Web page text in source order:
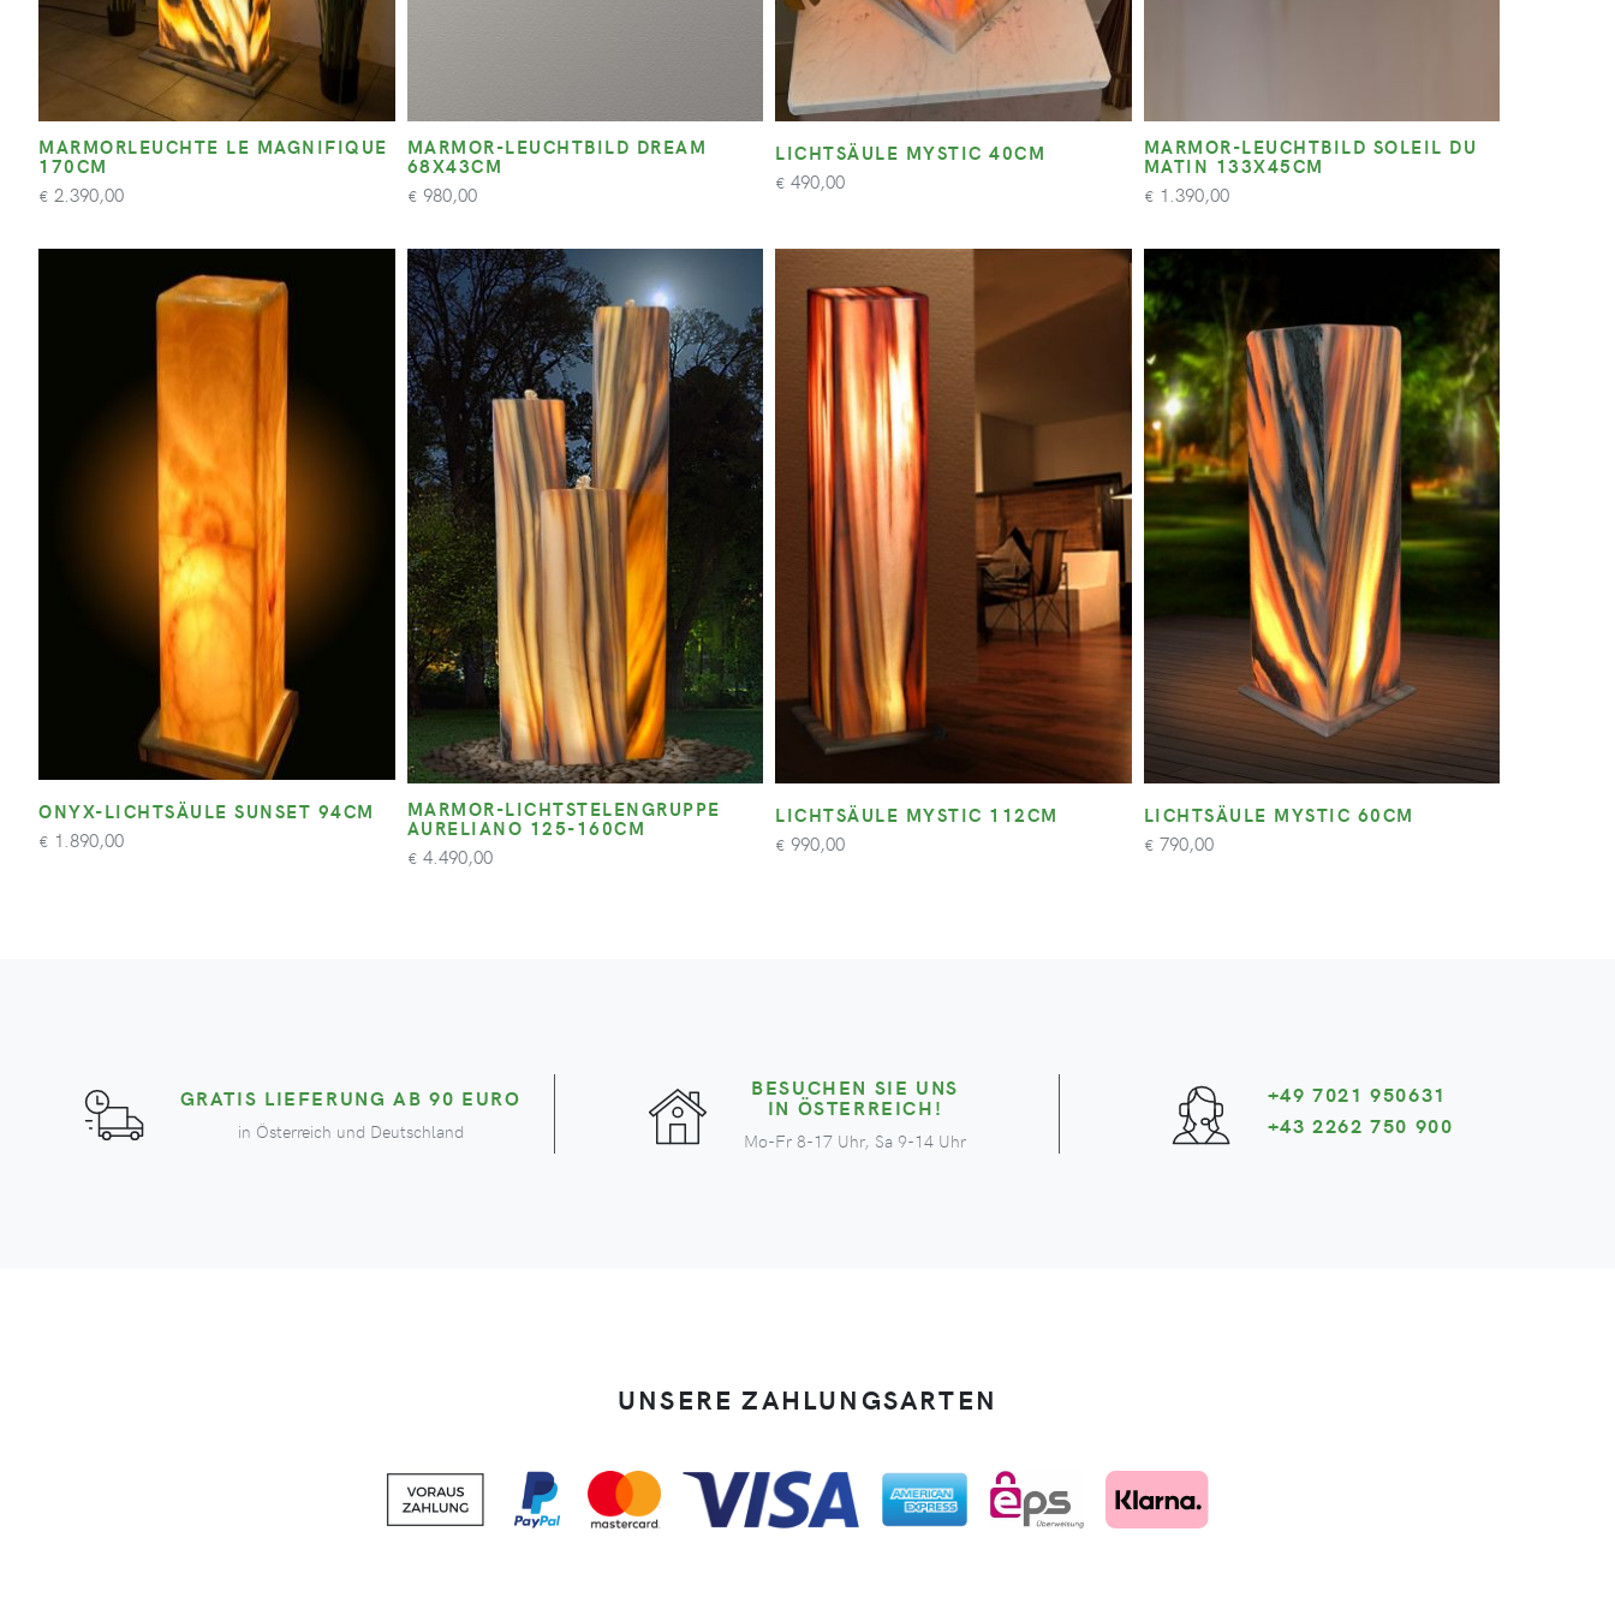
MARMORLEUCHTE LE MAGNIFIQUE
170CM
€ 2.390,00
MARMOR-LEUCHTBILD DREAM
68X43CM
€ 980,00
LICHTSÄULE MYSTIC 40CM
€ 490,00
MARMOR-LEUCHTBILD SOLEIL DU
MATIN 133X45CM
€ 1.390,00
ONYX-LICHTSÄULE SUNSET 94CM
€ 1.890,00
MARMOR-LICHTSTELENGRUPPE
AURELIANO 125-160CM
€ 4.490,00
LICHTSÄULE MYSTIC 112CM
€ 990,00
LICHTSÄULE MYSTIC 60CM
€ 790,00
GRATIS LIEFERUNG AB 90 EURO
in Österreich und Deutschland
BESUCHEN SIE UNS
IN ÖSTERREICH!
Mo-Fr 8-17 Uhr, Sa 9-14 Uhr
+49 7021 950631
+43 2262 750 900
UNSERE ZAHLUNGSARTEN